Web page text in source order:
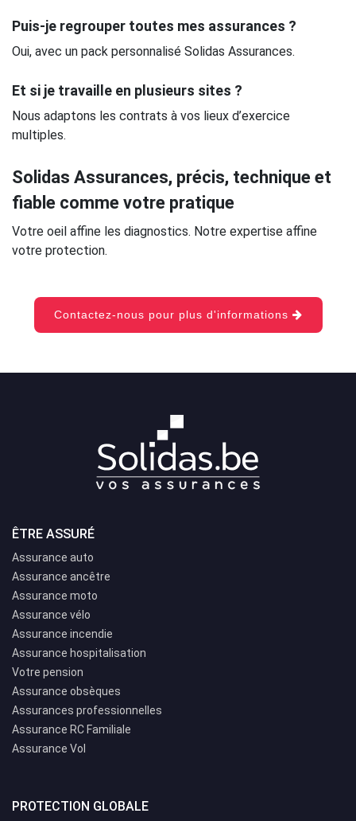
Puis-je regrouper toutes mes assurances ?
Oui, avec un pack personnalisé Solidas Assurances.
Et si je travaille en plusieurs sites ?
Nous adaptons les contrats à vos lieux d’exercice
multiples.
Solidas Assurances, précis, technique et
fiable comme votre pratique
Votre oeil affine les diagnostics. Notre expertise affine
votre protection.
Contactez-nous pour plus d'informations
ÊTRE ASSURÉ
Assurance auto
Assurance ancêtre
Assurance moto
Assurance vélo
Assurance incendie
Assurance hospitalisation
Votre pension
Assurance obsèques
Assurances professionnelles
Assurance RC Familiale
Assurance Vol
PROTECTION GLOBALE